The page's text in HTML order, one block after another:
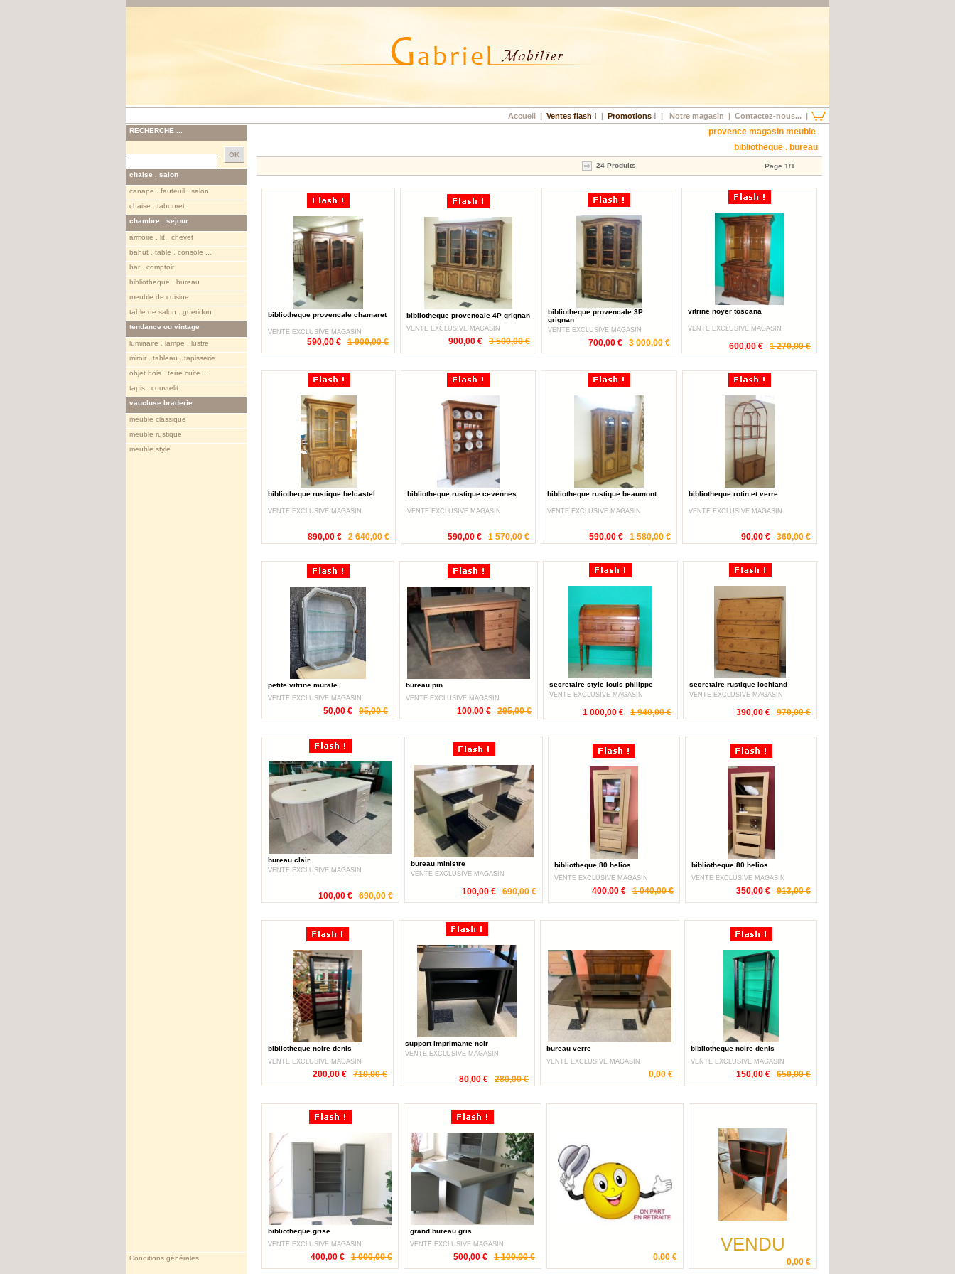
Accueil | Ventes flash ! | Promotions ! | Notre magasin | Contactez-nous... |
RECHERCHE ...
chaise . salon
canape . fauteuil . salon
chaise . tabouret
chambre . sejour
armoire . lit . chevet
bahut . table . console ...
bar . comptoir
bibliotheque . bureau
meuble de cuisine
table de salon . gueridon
tendance ou vintage
luminaire . lampe . lustre
miroir . tableau . tapisserie
objet bois . terre cuite ...
tapis . couvrelit
vaucluse braderie
meuble classique
meuble rustique
meuble style
Conditions générales
provence magasin meuble
bibliotheque . bureau
24 Produits Page 1/1
bibliotheque provencale chamaret
VENTE EXCLUSIVE MAGASIN
590,00 € 1 900,00 €
bibliotheque provencale 4P grignan
VENTE EXCLUSIVE MAGASIN
900,00 € 3 500,00 €
bibliotheque provencale 3P
grignan
VENTE EXCLUSIVE MAGASIN
700,00 € 3 000,00 €
vitrine noyer toscana
VENTE EXCLUSIVE MAGASIN
600,00 € 1 270,00 €
bibliotheque rustique belcastel
VENTE EXCLUSIVE MAGASIN
890,00 € 2 640,00 €
bibliotheque rustique cevennes
VENTE EXCLUSIVE MAGASIN
590,00 € 1 570,00 €
bibliotheque rustique beaumont
VENTE EXCLUSIVE MAGASIN
590,00 € 1 580,00 €
bibliotheque rotin et verre
VENTE EXCLUSIVE MAGASIN
90,00 € 360,00 €
petite vitrine murale
VENTE EXCLUSIVE MAGASIN
50,00 € 95,00 €
bureau pin
VENTE EXCLUSIVE MAGASIN
100,00 € 295,00 €
secretaire style louis philippe
VENTE EXCLUSIVE MAGASIN
1 000,00 € 1 940,00 €
secretaire rustique lochland
VENTE EXCLUSIVE MAGASIN
390,00 € 970,00 €
bureau clair
VENTE EXCLUSIVE MAGASIN
100,00 € 690,00 €
bureau ministre
VENTE EXCLUSIVE MAGASIN
100,00 € 690,00 €
bibliotheque 80 helios
VENTE EXCLUSIVE MAGASIN
400,00 € 1 040,00 €
bibliotheque 80 helios
VENTE EXCLUSIVE MAGASIN
350,00 € 913,00 €
bibliotheque noire denis
VENTE EXCLUSIVE MAGASIN
200,00 € 710,00 €
support imprimante noir
VENTE EXCLUSIVE MAGASIN
80,00 € 280,00 €
bureau verre
VENTE EXCLUSIVE MAGASIN
0,00 €
bibliotheque noire denis
VENTE EXCLUSIVE MAGASIN
150,00 € 650,00 €
bibliotheque grise
VENTE EXCLUSIVE MAGASIN
400,00 € 1 000,00 €
grand bureau gris
VENTE EXCLUSIVE MAGASIN
500,00 € 1 100,00 € 0,00 €
VENDU
0,00 €